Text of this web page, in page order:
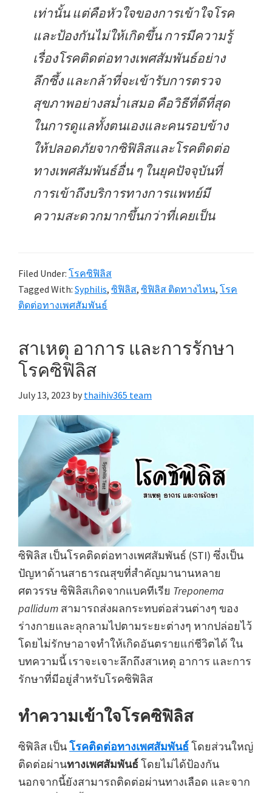
เท่านั้น แต่คือหัวใจของการเข้าใจโรค
และป้องกันไม่ให้เกิดขึ้น การมีความรู้
เรื่องโรคติดต่อทางเพศสัมพันธ์อย่าง
ลึกซึ้ง และกล้าที่จะเข้ารับการตรวจ
สุขภาพอย่างสม่ำเสมอ คือวิธีที่ดีที่สุด
ในการดูแลทั้งตนเองและคนรอบข้าง
ให้ปลอดภัยจากซิฟิลิสและโรคติดต่อ
ทางเพศสัมพันธ์อื่น ๆ ในยุคปัจจุบันที่
การเข้าถึงบริการทางการแพทย์มี
ความสะดวกมากขึ้นกว่าที่เคยเป็น
Filed Under: โรคซิฟิลิส
Tagged With: Syphilis, ซิฟิลิส, ซิฟิลิส ติดทางไหน, โรค
ติดต่อทางเพศสัมพันธ์
สาเหตุ อาการ และการรักษา
โรคซิฟิลิส
July 13, 2023 by thaihiv365 team
ซิฟิลิส เป็นโรคติดต่อทางเพศสัมพันธ์ (STI) ซึ่งเป็น
ปัญหาด้านสาธารณสุขที่สำคัญมานานหลาย
ศตวรรษ ซิฟิลิสเกิดจากแบคทีเรีย Treponema
pallidum สามารถส่งผลกระทบต่อส่วนต่างๆ ของ
ร่างกายและลุกลามไปตามระยะต่างๆ หากปล่อยไว้
โดยไม่รักษาอาจทำให้เกิดอันตรายแก่ชีวิตได้ ใน
บทความนี้ เราจะเจาะลึกถึงสาเหตุ อาการ และการ
รักษาที่มีอยู่สำหรับโรคซิฟิลิส
ทำความเข้าใจโรคซิฟิลิส
ซิฟิลิส เป็นโรคติดต่อทางเพศสัมพันธ์โดยส่วนใหญ่
ติดต่อผ่านทางเพศสัมพันธ์โดยไม่ได้ป้องกัน
นอกจากนี้ยังสามารถติดต่อผ่านทางเลือด และจาก